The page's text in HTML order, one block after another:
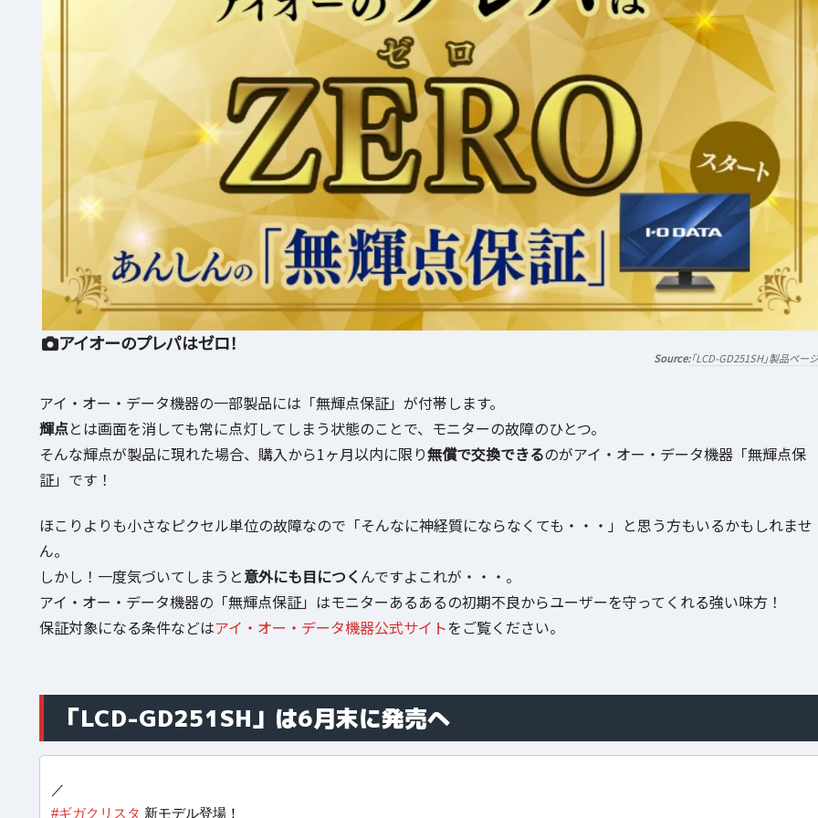
アイオーのプレパはゼロ！
「LCD-GD251SH」製品ページ
アイ・オー・データ機器の一部製品には「無輝点保証」が付帯します。
輝点とは画面を消しても常に点灯してしまう状態のことで、モニターの故障のひとつ。
そんな輝点が製品に現れた場合、購入から1ヶ月以内に限り無償で交換できるのがアイ・オー・データ機器「無輝点保
証」です！
ほこりよりも小さなピクセル単位の故障なので「そんなに神経質にならなくても・・・」と思う方もいるかもしれませ
ん。
しかし！一度気づいてしまうと意外にも目につくんですよこれが・・・。
アイ・オー・データ機器の「無輝点保証」はモニターあるあるの初期不良からユーザーを守ってくれる強い味方！
保証対象になる条件などはアイ・オー・データ機器公式サイトをご覧ください。
「LCD-GD251SH」は6月末に発売へ
／
#ギガクリスタ 新モデル登場！